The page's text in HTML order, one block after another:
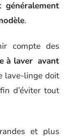
.
compte des
à laver avant
lave-linge doit
d’éviter tout
et plus